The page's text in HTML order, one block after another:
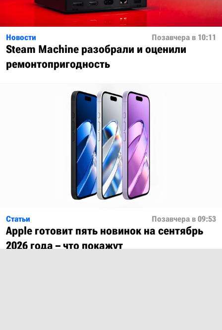
Новости Позавчера в 10:11
Steam Machine разобрали и оценили
ремонтопригодность
Статьи Позавчера в 09:53
Apple готовит пять новинок на сентябрь
2026 года – что покажут